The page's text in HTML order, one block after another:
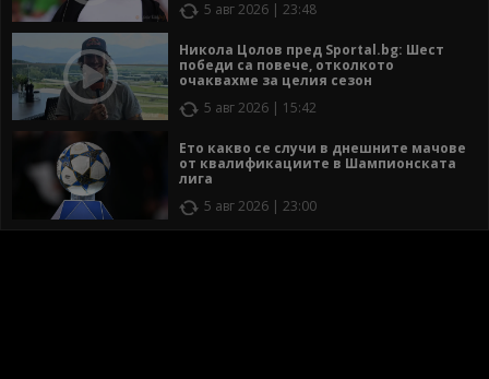
5 авг 2026 | 23:48
Никола Цолов пред Sportal.bg: Шест
победи са повече, отколкото
очаквахме за целия сезон
5 авг 2026 | 15:42
Ето какво се случи в днешните мачове
от квалификациите в Шампионската
лига
5 авг 2026 | 23:00